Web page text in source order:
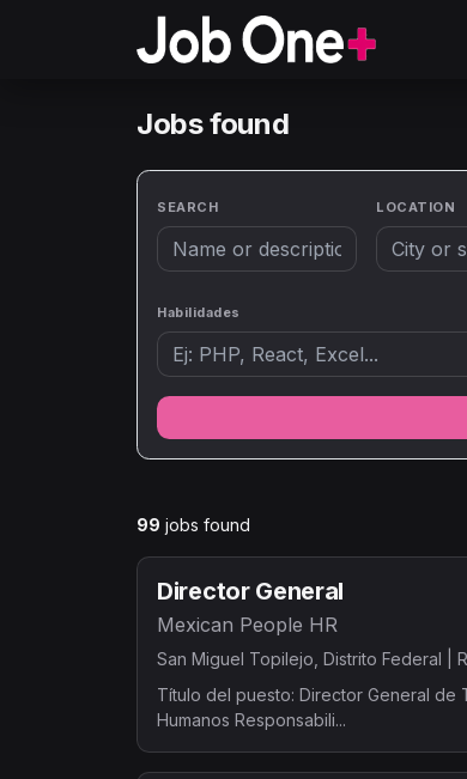
Jobs found
SEARCH LOCATION
Habilidades
99 jobs found
Director General
Mexican People HR
San Miguel Topilejo, Distrito Federal |
Título del puesto: Director General de
Humanos Responsabili...